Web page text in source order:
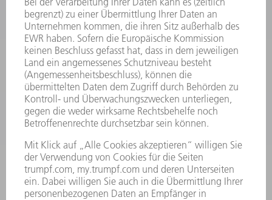
ELEKTROWERKZEUGE
SMART FACTORY
SOFTWARE
SERVICES
ANWENDUNGEN
BRANCHEN
UNTERNEHMEN
KARRIERE
STELLENANGEBOTE
UNTERNEHMENSPROFIL
GESCHÄFTSBERICHT
UNTERNEHMENSGRUNDSÄTZE
COMPLIANCE
HINWEISGEBERSYSTEM
SECURITY